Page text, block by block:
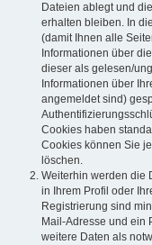
Dateien ablegt und
erhalten bleiben. In
(damit Ihnen alle
Informationen über
dieser als gelesen/
Informationen über
angemeldet sind)
Cookies haben
Cookies können Sie
löschen.
Weiterhin werden die
in Ihrem Profil oder
Registrierung sind
Mail-Adresse und ein
weitere Daten als